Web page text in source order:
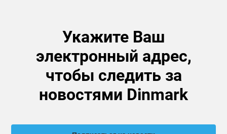
Укажите Ваш
электронный адрес,
чтобы следить за
новостями Dinmark